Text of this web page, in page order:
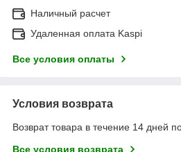
Наличный расчет
Удаленная оплата Kaspi
Все условия оплаты
Условия возврата
Возврат товара в течение 14 дней
Все условия возврата